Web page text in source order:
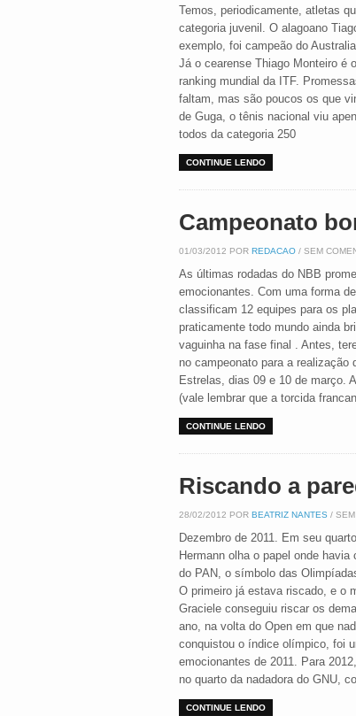
Temos, periodicamente, atletas
categoria juvenil. O alagoano
exemplo, foi campeão do
Já o cearense Thiago Monteiro é
ranking mundial da ITF.
faltam, mas são poucos os que
de Guga, o tênis nacional viu
todos da categoria 250
CONTINUE LENDO
Campeonato
01/03/2012 POR REDACAO / SEM
As últimas rodadas do NBB
emocionantes. Com uma forma
classificam 12 equipes para os
praticamente todo mundo ainda
vaguinha na fase final . Antes,
no campeonato para a realização
Estrelas, dias 09 e 10 de março.
(vale lembrar que a torcida
CONTINUE LENDO
Riscando a
28/02/2012 POR BEATRIZ NANTES /
Dezembro de 2011. Em seu
Hermann olha o papel onde
do PAN, o símbolo das
O primeiro já estava riscado, e o
Graciele conseguiu riscar os
ano, na volta do Open em que
conquistou o índice olímpico, foi
emocionantes de 2011. Para
no quarto da nadadora do GNU,
CONTINUE LENDO